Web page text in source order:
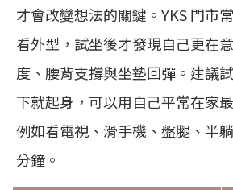
才會改變想法的關鍵。YKS 門市
看外型，試坐後才發現自己更在
度、腰背支撐與坐墊回彈。建議
下就起身，可以用自己平常在家
例如看電視、滑手機、盤腿、半
分鐘。